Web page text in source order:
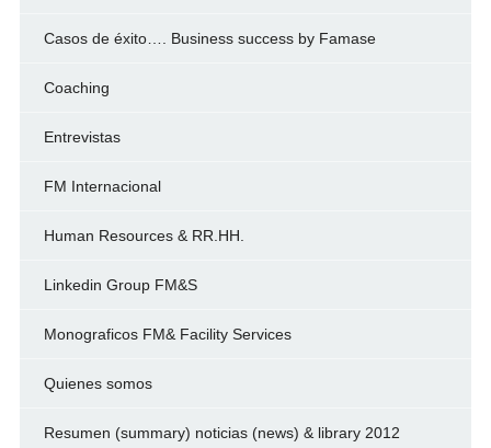
Casos de éxito…. Business success by Famase
Coaching
Entrevistas
FM Internacional
Human Resources & RR.HH.
Linkedin Group FM&S
Monograficos FM& Facility Services
Quienes somos
Resumen (summary) noticias (news) & library 2012